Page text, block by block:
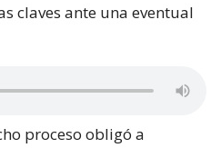
claves ante una eventual
proceso obligó a